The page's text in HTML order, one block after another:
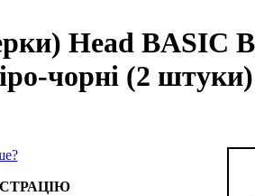
Head BASIC
чорні (2